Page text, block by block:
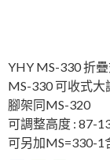
YHY MS-330 折
MS-330 可收式大
腳架同MS-320
可調整高度 : 87-
可另加MS=330-1